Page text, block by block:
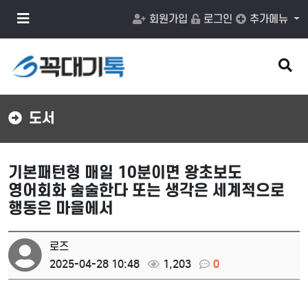
메
튼
회원가입 로그인 추가메뉴
검
색
버
도서
기본패턴형 매일 10분이면 왕초보도
영어회화 술술한다 또는 생각은 세계적으로
행동은 마을에서
로즈
2025-04-28 10:48
1,203 0